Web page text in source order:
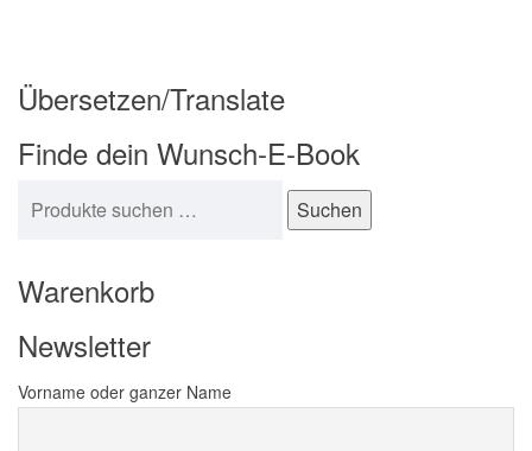
Übersetzen/Translate
Finde dein Wunsch-E-Book
Suchen
Warenkorb
Newsletter
Vorname oder ganzer Name